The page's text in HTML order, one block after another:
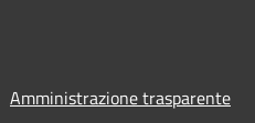
Amministrazione trasparente